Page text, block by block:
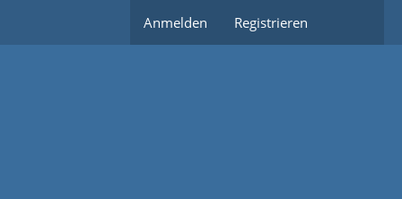
Anmelden Registrieren